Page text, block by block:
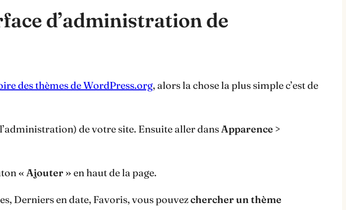
d’administration de
des thèmes de WordPress.org, alors la chose la plus simple c’est de
de votre site. Ensuite aller dansApparence >
« Ajouter » en haut de la page.
Derniers en date, Favoris, vous pouvezchercher un thème